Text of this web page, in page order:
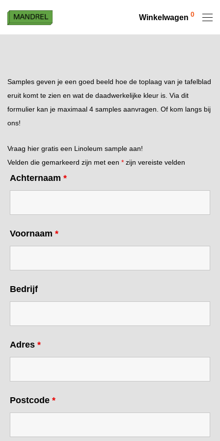
Winkelwagen 0
Samples geven je een goed beeld hoe de toplaag van je tafelblad
eruit komt te zien en wat de daadwerkelijke kleur is. Via dit
formulier kan je maximaal 4 samples aanvragen. Of kom langs bij
ons!
Vraag hier gratis een Linoleum sample aan!
Velden die gemarkeerd zijn met een * zijn vereiste velden
Achternaam *
Voornaam *
Bedrijf
Adres *
Postcode *